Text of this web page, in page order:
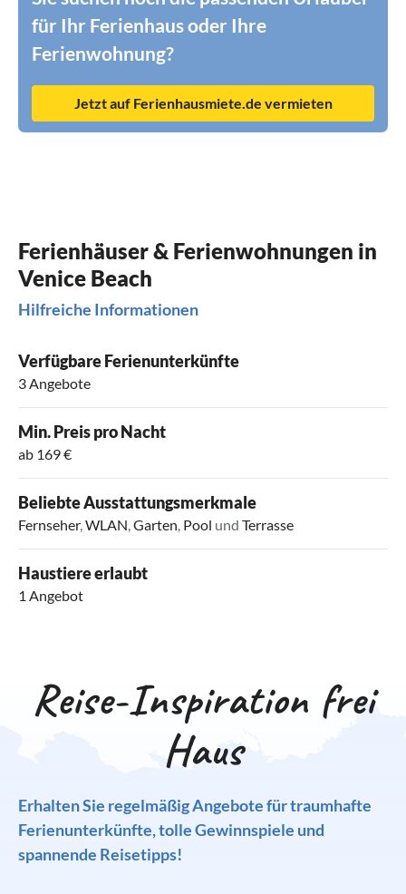
für Ihr Ferienhaus oder Ihre
Ferienwohnung?
Jetzt auf Ferienhausmiete.de vermieten
Ferienhäuser & Ferienwohnungen in
Venice Beach
Hilfreiche Informationen
Verfügbare Ferienunterkünfte
3 Angebote
Min. Preis pro Nacht
ab 169 €
Beliebte Ausstattungsmerkmale
Fernseher,WLAN,Garten, Pool und Terrasse
Haustiere erlaubt
1 Angebot
Reise-Inspiration frei
Haus
Erhalten Sie regelmäßig Angebote für traumhafte
Ferienunterkünfte, tolle Gewinnspiele und
spannende Reisetipps!